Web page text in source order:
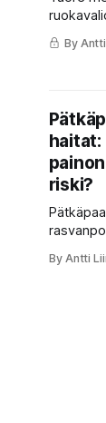
parantaa
By
haitat:
riski?
By Antti